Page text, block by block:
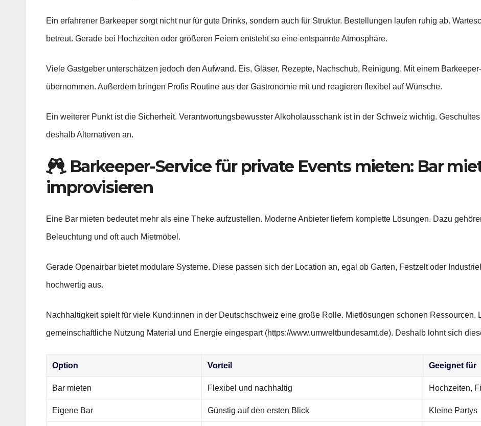
Ein erfahrener Barkeeper sorgt nicht nur für gute Drinks, sondern auch für Struktur. Bestellungen laufen ruhig ab.
betreut. Gerade bei Hochzeiten oder größeren Feiern entsteht so eine entspannte Atmosphäre.
Viele Gastgeber unterschätzen jedoch den Aufwand. Eis, Gläser, Rezepte, Nachschub, Reinigung. Mit einem
übernommen. Außerdem bringen Profis Routine aus der Gastronomie mit und reagieren flexibel auf Wünsche.
Ein weiterer Punkt ist die Sicherheit. Verantwortungsbewusster Alkoholausschank ist in der Schweiz wichtig.
deshalb Alternativen an.
Barkeeper-Service für private Events mieten: Bar
improvisieren
Eine Bar mieten bedeutet mehr als eine Theke aufzustellen. Moderne Anbieter liefern komplette Lösungen. Dazu
Beleuchtung und oft auch Mietmöbel.
Gerade Openairbar bietet modulare Systeme. Diese passen sich der Location an, egal ob Garten, Festzelt oder
hochwertig aus.
Nachhaltigkeit spielt für viele Kund:innen in der Deutschschweiz eine große Rolle. Mietlösungen schonen Ressourcen.
gemeinschaftliche Nutzung Material und Energie eingespart (https://www.umweltbundesamt.de). Deshalb lohnt sich
Option Vorteil Geeignet für
Bar mieten Flexibel und nachhaltig Hochzeiten,
Eigene Bar Günstig auf den ersten Blick Kleine Partys